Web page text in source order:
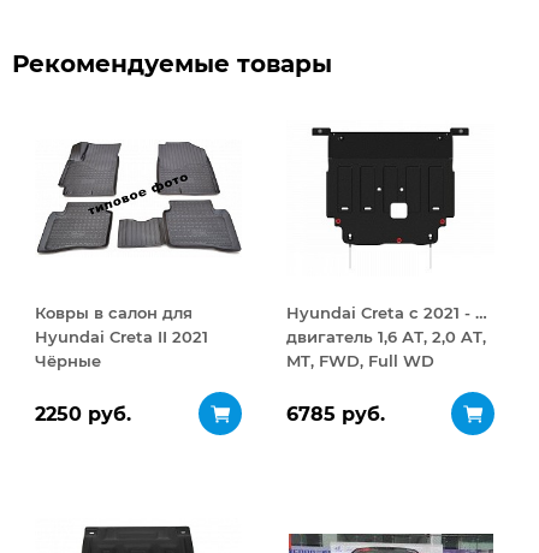
Рекомендуемые товары
Ковры в салон для
Hyundai Creta II 2021
Чёрные
2250 руб.
Hyundai Creta с 2021 - …
двигатель 1,6 АТ, 2,0 AT,
MT, FWD, Full WD
сталь 2 мм
6785 руб.